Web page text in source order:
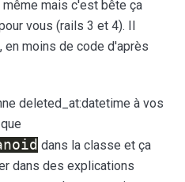
mais c'est bête ça
vous (rails 3 et 4). Il
en moins de code d'après
deleted_at:datetime à vos
dans la classe et ça
dans des explications